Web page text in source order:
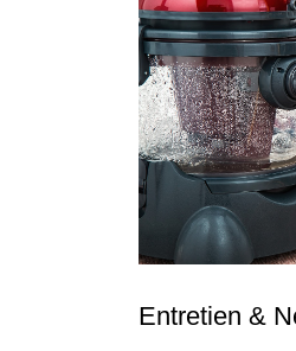
Entretien &